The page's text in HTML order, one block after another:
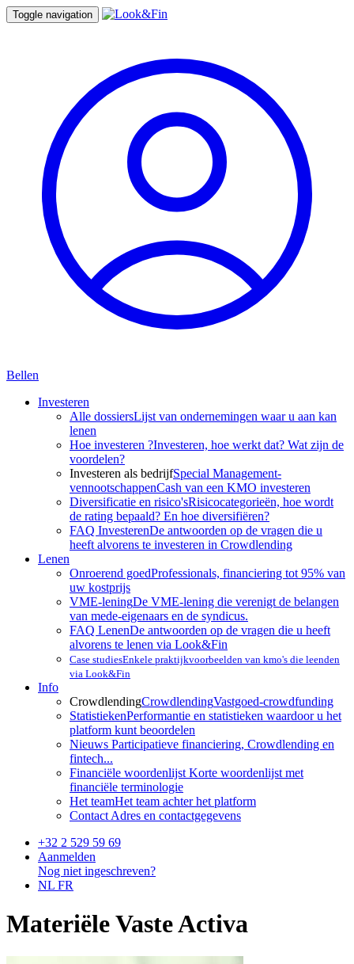
Toggle navigation
Bellen
Investeren
Alle dossiersLijst van ondernemingen waar u aan kan
lenen
Hoe investeren ?Investeren, hoe werkt dat? Wat zijn de
voordelen?
Investeren als bedrijfSpecial Management-
vennootschappenCash van een KMO investeren
Diversificatie en risico'sRisicocategorieën, hoe wordt
de rating bepaald? En hoe diversifiëren?
FAQ InvesterenDe antwoorden op de vragen die u
heeft alvorens te investeren in Crowdlending
Lenen
Onroerend goedProfessionals, financiering tot 95% van
uw kostprijs
VME-leningDe VME-lening die verenigt de belangen
van mede-eigenaars en de syndicus.
FAQ LenenDe antwoorden op de vragen die u heeft
alvorens te lenen via Look&Fin
Case studiesEnkele praktijkvoorbeelden van kmo's die leenden
via Look&Fin
Info
CrowdlendingCrowdlendingVastgoed-crowdfunding
StatistiekenPerformantie en statistieken waardoor u het
platform kunt beoordelen
Nieuws Participatieve financiering, Crowdlending en
fintech...
Financiële woordenlijst Korte woordenlijst met
financiële terminologie
Het teamHet team achter het platform
Contact Adres en contactgegevens
+32 2 529 59 69
Aanmelden
Nog niet ingeschreven?
NL FR
Materiële Vaste Activa